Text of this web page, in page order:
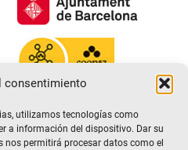
consentimiento
utilizamos tecnologías como
a información del dispositivo. Dar su
permitirá procesar datos como el